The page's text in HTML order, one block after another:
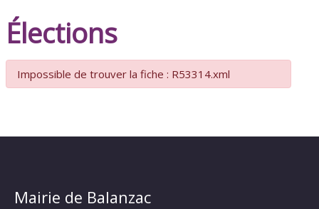
Élections
Impossible de trouver la fiche : R53314.xml
Mairie de Balanzac